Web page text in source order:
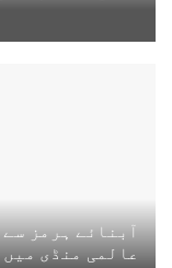
آبنائے ہرمز
عالمی منڈی